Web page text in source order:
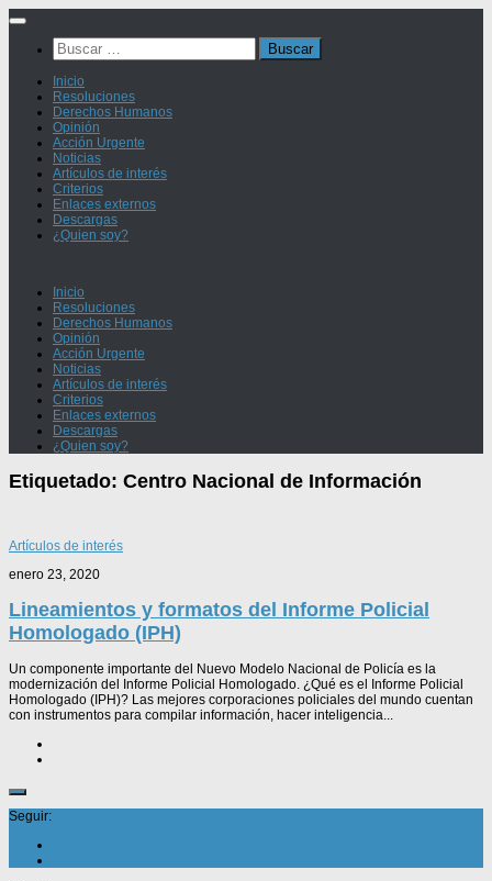
Saltar
contenidoBuscar:
Inicio
Resoluciones
Derechos Humanos
Opinión
Acción Urgente
Noticias
Artículos de interés
Criterios
Enlaces externos
Descargas
¿Quien soy?
Inicio
Resoluciones
Derechos Humanos
Opinión
Acción Urgente
Noticias
Artículos de interés
Criterios
Enlaces externos
Descargas
¿Quien soy?
Etiquetado: Centro Nacional de Información
Artículos de interés
enero 23, 2020
Lineamientos y formatos del Informe Policial
Homologado (IPH)
Un componente importante del Nuevo Modelo Nacional de Policía es la
modernización del Informe Policial Homologado. ¿Qué es el Informe Policial
Homologado (IPH)? Las mejores corporaciones policiales del mundo cuentan
con instrumentos para compilar información, hacer inteligencia...
Seguir: